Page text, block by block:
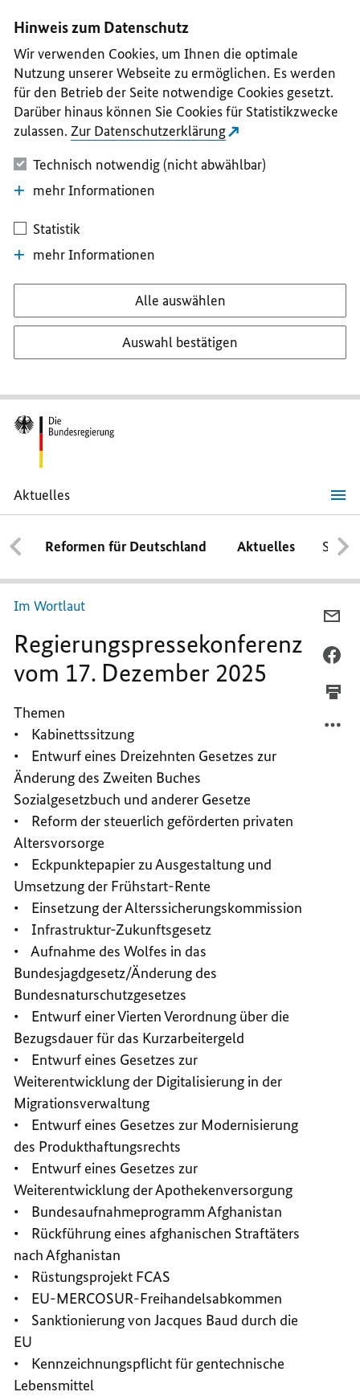
II
III
IV
V
Hinweis zum Datenschutz
Wir verwenden Cookies, um Ihnen die optimale
Nutzung unserer Webseite zu ermöglichen. Es werden
für den Betrieb der Seite notwendige Cookies gesetzt.
Darüber hinaus können Sie Cookies für Statistikzwecke
zulassen. Zur Datenschutzerklärung
Technisch notwendig (nicht abwählbar)
mehr Informationen
Statistik
mehr Informationen
Alle auswählen
Auswahl bestätigen
Aktuelles
Regierungspressekonferenz
vom
17.
Dezember
2025
Reformen für Deutschland Aktuelles
Im Wortlaut
Regierungspressekonferenz
vom 17. Dezember 2025
Themen
• Kabinettssitzung
• Entwurf eines Dreizehnten Gesetzes zur
Änderung des Zweiten Buches
Sozialgesetzbuch und anderer Gesetze
• Reform der steuerlich geförderten privaten
Altersvorsorge
• Eckpunktepapier zu Ausgestaltung und
Umsetzung der Frühstart-Rente
• Einsetzung der Alterssicherungskommission
• Infrastruktur-Zukunftsgesetz
• Aufnahme des Wolfes in das
Bundesjagdgesetz/Änderung des
Bundesnaturschutzgesetzes
• Entwurf einer Vierten Verordnung über die
Bezugsdauer für das Kurzarbeitergeld
• Entwurf eines Gesetzes zur
Weiterentwicklung der Digitalisierung in der
Migrationsverwaltung
• Entwurf eines Gesetzes zur Modernisierung
des Produkthaftungsrechts
• Entwurf eines Gesetzes zur
Weiterentwicklung der Apothekenversorgung
• Bundesaufnahmeprogramm Afghanistan
• Rückführung eines afghanischen Straftäters
nach Afghanistan
• Rüstungsprojekt FCAS
• EU-MERCOSUR-Freihandelsabkommen
• Sanktionierung von Jacques Baud durch die
EU
• Kennzeichnungspflicht für gentechnische
Lebensmittel